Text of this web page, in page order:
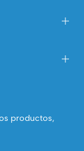
productos,